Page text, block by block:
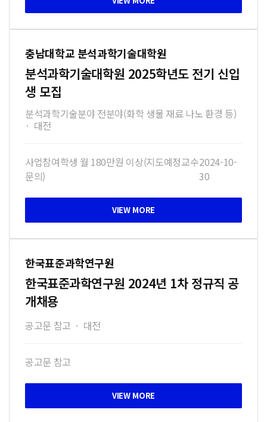
충남대학교 분석과학기술대학원
분석과학기술대학원 2025학년도 전기 신입
생 모집
분석과학기술분야 전분야(화학 생물 재료 나노 환경 등)
· 대전
사업참여학생 월 180만원 이상(지도예정교수
문의)
2024-10-
30
한국표준과학연구원
한국표준과학연구원 2024년 1차 정규직 공
개채용
공고문 참고 · 대전
공고문 참고